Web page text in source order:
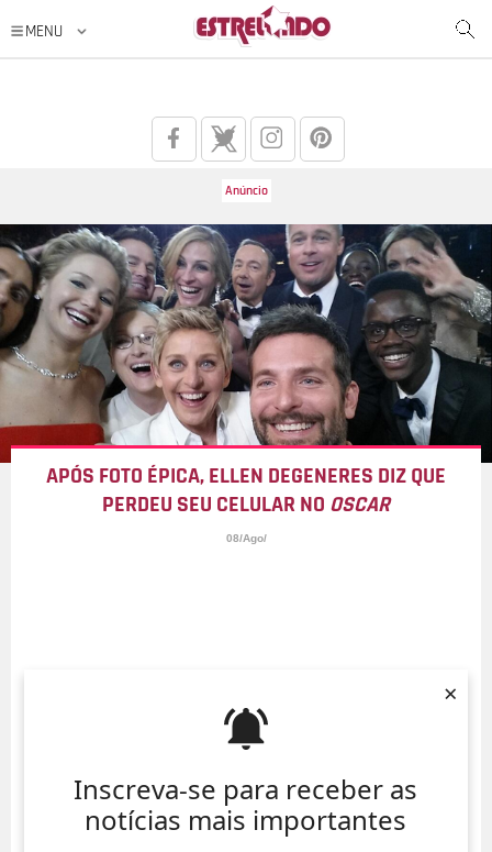
Inscreva-se para receber as
notícias mais importantes
×
APÓS FOTO ÉPICA, ELLEN DEGENERES DIZ QUE
PERDEU SEU CELULAR NO OSCAR
08/Ago/